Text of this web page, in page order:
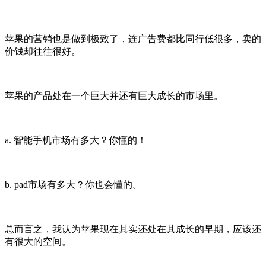
苹果的营销也是做到极致了，连广告费都比同行低很多，卖的
价钱却往往很好。
苹果的产品处在一个巨大并还有巨大成长的市场里。
a. 智能手机市场有多大？你懂的！
b. pad市场有多大？你也会懂的。
总而言之，我认为苹果现在其实还处在其成长的早期，应该还
有很大的空间。